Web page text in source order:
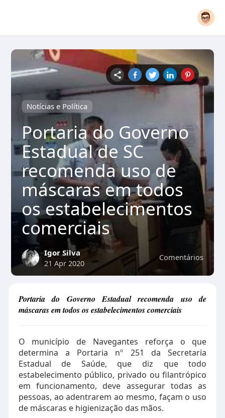
Notícias e Política
Portaria do Governo
Estadual de SC
recomenda uso de
máscaras em todos
os estabelecimentos
comerciais
Comentários
Igor Silva
21 Apr 2020
Portaria do Governo Estadual recomenda uso de
máscaras em todos os estabelecimentos comerciais
O município de Navegantes reforça o que
determina a Portaria nº 251 da Secretaria
Estadual de Saúde, que diz que todo
estabelecimento público, privado ou filantrópico
em funcionamento, deve assegurar todas as
pessoas, ao adentrarem ao mesmo, façam o uso
de máscaras e higienização das mãos.